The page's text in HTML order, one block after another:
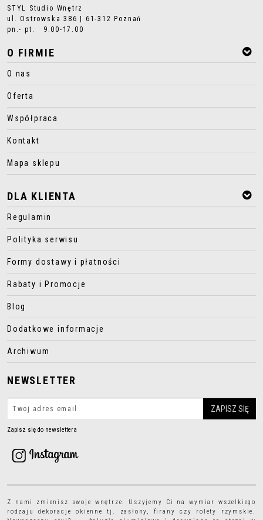
STYL Studio Wnętrz
ul. Ostrowska 386 | 61-312 Poznań
pn.- pt. 9.00-17.00
O FIRMIE
O nas
Oferta
Współpraca
Kontakt
Mapa sklepu
DLA KLIENTA
Regulamin
Polityka serwisu
Formy dostawy i płatności
Rabaty i Promocje
Blog
Dodatkowe informacje
Archiwum
NEWSLETTER
Zapisz się do newslettera
Z nami zmienisz swoje wnętrze. Uszyjemy Ci na wymiar wszelkiego
rodzajudekoracje okienne tj. zasłony, firany czy rolety rzymskie.